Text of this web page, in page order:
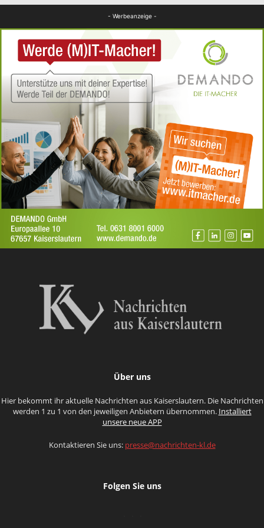
- Werbeanzeige -
Über uns
Hier bekommt ihr aktuelle Nachrichten aus Kaiserslautern. Die Nachrichten
werden 1 zu 1 von den jeweiligen Anbietern übernommen. Installiert
unsere neue APP
Kontaktieren Sie uns: presse@nachrichten-kl.de
Folgen Sie uns